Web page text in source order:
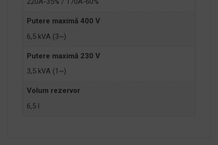
Putere maximă 400 V
6,5 kVA (3~)
Putere maximă 230 V
3,5 kVA (1~)
Volum rezervor
6,5 l